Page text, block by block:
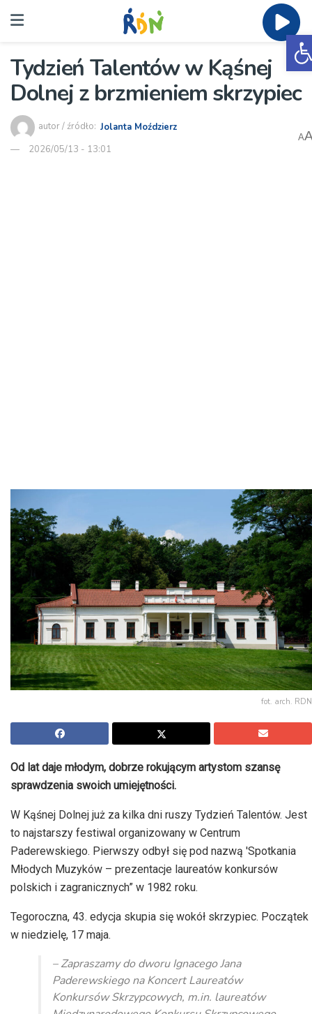
Tydzień Talentów w Kąśnej
Dolnej z brzmieniem skrzypiec
autor / źródło: Jolanta Moździerz
2026/05/13 - 13:01
A
fot. arch. RDN
Od lat daje młodym, dobrze rokującym artystom szansę
sprawdzenia swoich umiejętności.
W Kąśnej Dolnej już za kilka dni ruszy Tydzień Talentów. Jest
to najstarszy festiwal organizowany w Centrum
Paderewskiego. Pierwszy odbył się pod nazwą 'Spotkania
Młodych Muzyków – prezentacje laureatów konkursów
polskich i zagranicznych” w 1982 roku.
Tegoroczna, 43. edycja skupia się wokół skrzypiec. Początek
w niedzielę, 17 maja.
– Zapraszamy do dworu Ignacego Jana
Paderewskiego na Koncert Laureatów
Konkursów Skrzypcowych, m.in. laureatów